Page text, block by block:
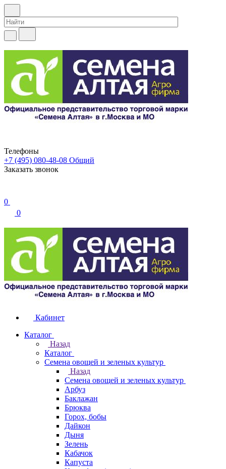
Телефоны
+7 (495) 080-48-08 Общий
Заказать звонок
0
0
Кабинет
Каталог
Назад
Каталог
Семена овощей и зеленых культур
Назад
Семена овощей и зеленых культур
Арбуз
Баклажан
Брюква
Горох, бобы
Дайкон
Дыня
Зелень
Кабачок
Капуста